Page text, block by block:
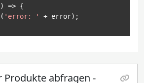
) => {
( 'error: ' + error);
Produkte abfragen -